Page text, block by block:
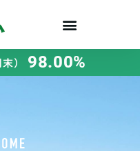
） 98.00%